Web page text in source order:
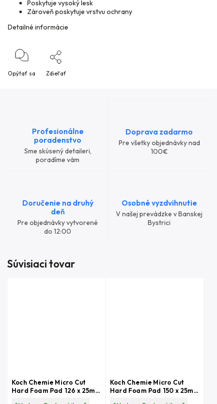
Poskytuje vysoký lesk
Zároveň poskytuje vrstvu ochrany
Detailné informácie
Opýtať sa Zdieľať
Profesionálne
poradenstvo
Sme skúsený detaileri,
poradíme vám
Doprava zadarmo
Pre všetky objednávky nad
100€
Doručenie na druhý
deň
Pre objednávky vytvorené
do 12:00
Osobné vyzdvihnutie
V našej prevádzke v Banskej
Bystrici
Súvisiaci tovar
Koch Chemie Micro Cut
Hard Foam Pad 126 x 25mm
Koch Chemie Micro Cut
Hard Foam Pad 150 x 25mm